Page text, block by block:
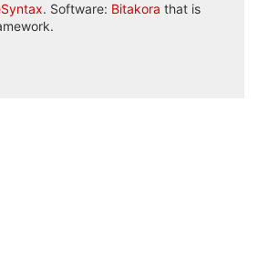
. Software: Bitakora that is